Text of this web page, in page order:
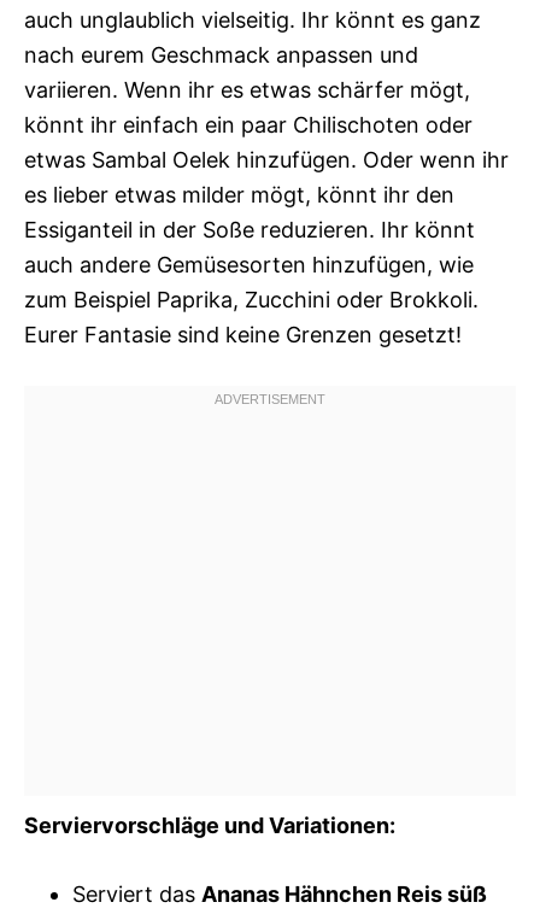
auch unglaublich vielseitig. Ihr könnt es ganz
nach eurem Geschmack anpassen und
variieren. Wenn ihr es etwas schärfer mögt,
könnt ihr einfach ein paar Chilischoten oder
etwas Sambal Oelek hinzufügen. Oder wenn ihr
es lieber etwas milder mögt, könnt ihr den
Essiganteil in der Soße reduzieren. Ihr könnt
auch andere Gemüsesorten hinzufügen, wie
zum Beispiel Paprika, Zucchini oder Brokkoli.
Eurer Fantasie sind keine Grenzen gesetzt!
Serviervorschläge und Variationen:
Serviert das Ananas Hähnchen Reis süß